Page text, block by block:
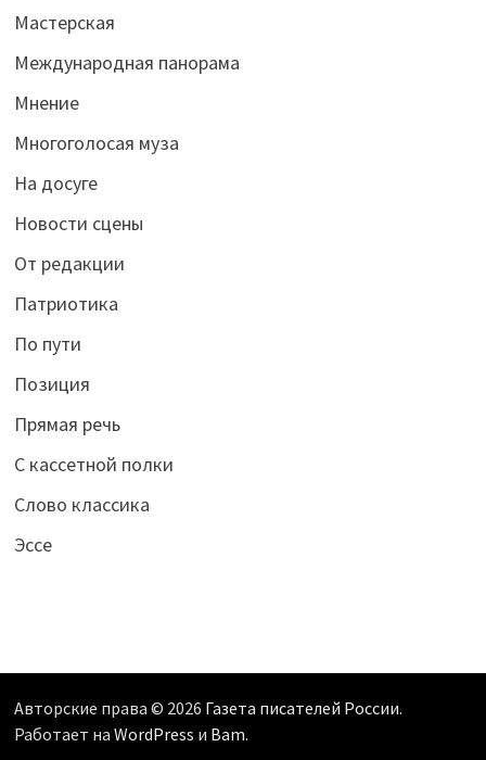
Мастерская
Международная панорама
Мнение
Многоголосая муза
На досуге
Новости сцены
От редакции
Патриотика
По пути
Позиция
Прямая речь
С кассетной полки
Слово классика
Эссе
Авторские права © 2026 Газета писателей России.
Работает на WordPress и Bam.